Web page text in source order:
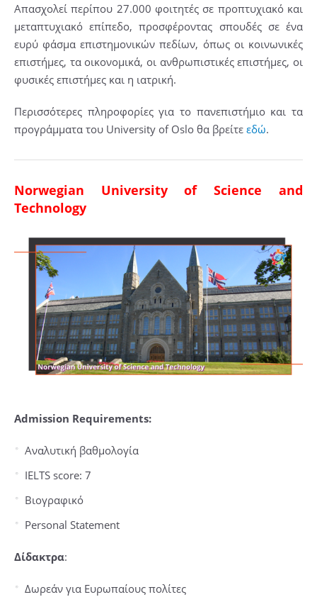
Απασχολεί περίπου 27.000 φοιτητές σε προπτυχιακό και
μεταπτυχιακό επίπεδο, προσφέροντας σπουδές σε ένα
ευρύ φάσμα επιστημονικών πεδίων, όπως οι κοινωνικές
επιστήμες, τα οικονομικά, οι ανθρωπιστικές επιστήμες, οι
φυσικές επιστήμες και η ιατρική.
Περισσότερες πληροφορίες για το πανεπιστήμιο και τα
προγράμματα του University of Oslo θα βρείτεεδώ.
Norwegian University of Science and
Technology
Admission Requirements:
Αναλυτική βαθμολογία
IELTS score: 7
Βιογραφικό
Personal Statement
Δίδακτρα:
Δωρεάν για Ευρωπαίους πολίτες